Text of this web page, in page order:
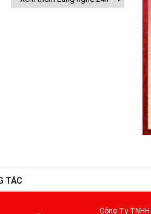
TÁC
Công Ty